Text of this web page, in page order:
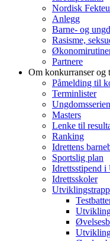
Nordisk
Anlegg
Barne- og
Rasisme,
Partnere
Om konkurranser og
Påmelding til
Terminlister
Ungdomsserien
Masters
Lenke til
Ranking
Idrettens
Sportslig plan
Idrettsstipend i
Idrettsskoler
Utviklingstrapp